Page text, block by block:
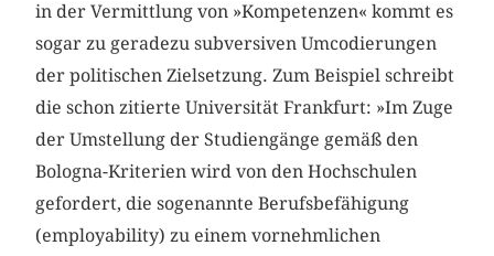
in der Vermittlung von »Kompetenzen« kommt es
sogar zu geradezu subversiven Umcodierungen
der politischen Zielsetzung. Zum Beispiel schreibt
die schon zitierte Universität Frankfurt: »Im Zuge
der Umstellung der Studiengänge gemäß den
Bologna-Kriterien wird von den Hochschulen
gefordert, die sogenannte Berufsbefähigung
(employability) zu einem vornehmlichen